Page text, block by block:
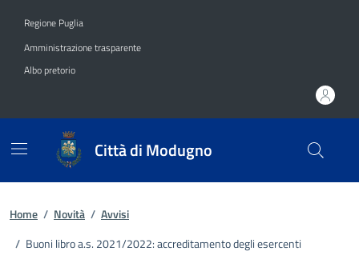
Regione Puglia
Amministrazione trasparente
Albo pretorio
Città di Modugno
Home / Novità / Avvisi
/ Buoni libro a.s. 2021/2022: accreditamento degli esercenti